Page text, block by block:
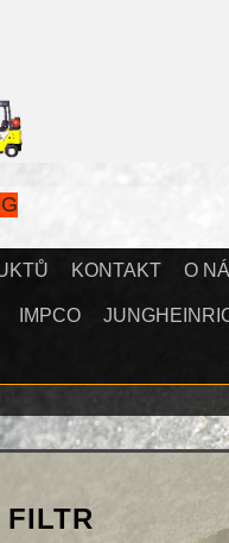
KONTAKT O
IMPCO